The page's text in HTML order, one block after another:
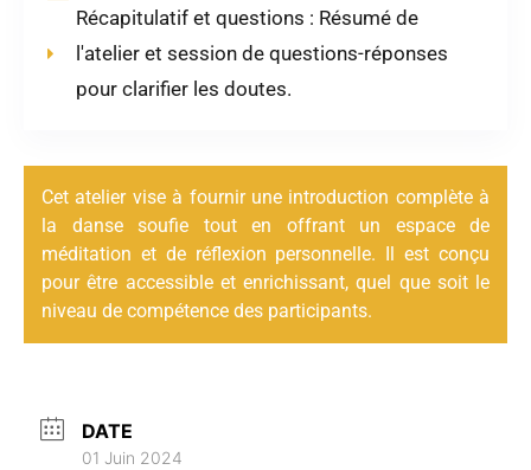
Récapitulatif et questions : Résumé de
l'atelier et session de questions-réponses
pour clarifier les doutes.
Cet atelier vise à fournir une introduction complète à
la danse soufie tout en offrant un espace de
méditation et de réflexion personnelle. Il est conçu
pour être accessible et enrichissant, quel que soit le
niveau de compétence des participants.
DATE
01 Juin 2024